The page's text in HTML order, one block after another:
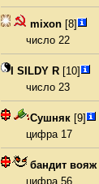
mixon[8]
число 22
I SILDY R[10]
число 23
Сушняк[9]
цифра 17
бандит вояж
цифра 56